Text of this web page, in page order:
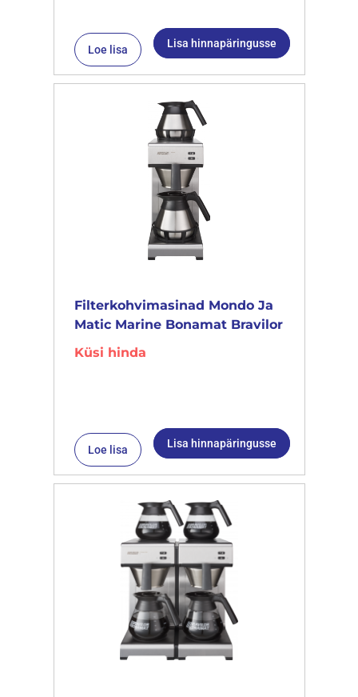
Loe lisa Lisa hinnapäringusse
Filterkohvimasinad Mondo Ja
Matic Marine Bonamat Bravilor
Küsi hinda
Loe lisa Lisa hinnapäringusse